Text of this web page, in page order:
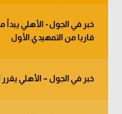
قاريا من التمهيدي الأول
خبر في الجول – الأهلي